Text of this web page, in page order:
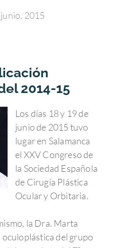
2015
2014-15
Los días 18 y 19 de
junio de 2015 tuvo
lugar en Salamanca
el XXV Congreso de
la Sociedad Española
de Cirugía Plástica
Ocular y Orbitaria.
la Dra. Marta
del grupo